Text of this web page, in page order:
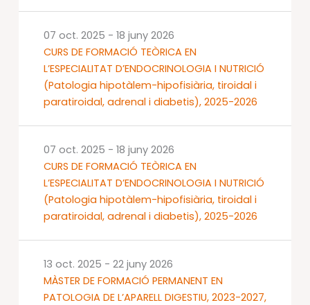
CURS DE FORMACIÓ TEÒRICA EN
L’ESPECIALITAT D’ENDOCRINOLOGIA I NUTRICIÓ
(Patologia hipotàlem-hipofisiària, tiroidal i
paratiroidal, adrenal i diabetis), 2025-2026
07 oct. 2025 - 18 juny 2026
CURS DE FORMACIÓ TEÒRICA EN
L’ESPECIALITAT D’ENDOCRINOLOGIA I NUTRICIÓ
(Patologia hipotàlem-hipofisiària, tiroidal i
paratiroidal, adrenal i diabetis), 2025-2026
07 oct. 2025 - 18 juny 2026
MÀSTER DE FORMACIÓ PERMANENT EN
PATOLOGIA DE L’APARELL DIGESTIU, 2023-2027,
13 oct. 2025 - 22 juny 2026